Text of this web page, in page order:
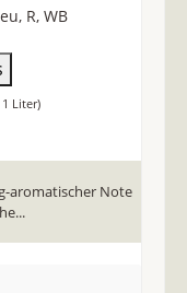
R, WB
Liter)
aromatischer Note